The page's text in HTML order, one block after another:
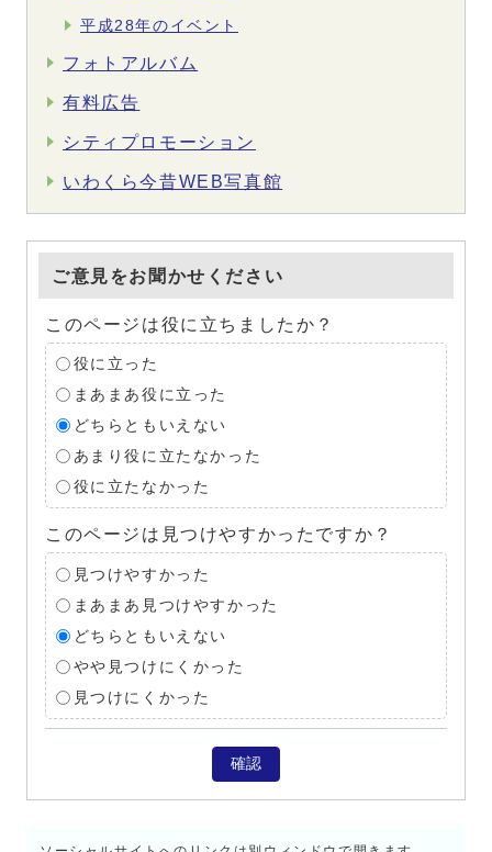
平成28年のイベント
フォトアルバム
有料広告
シティプロモーション
いわくら今昔WEB写真館
ご意見をお聞かせください
このページは役に立ちましたか？
役に立った
まあまあ役に立った
どちらともいえない
あまり役に立たなかった
役に立たなかった
このページは見つけやすかったですか？
見つけやすかった
まあまあ見つけやすかった
どちらともいえない
やや見つけにくかった
見つけにくかった
確認